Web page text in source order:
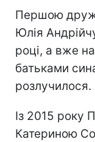
Першою
Юлія
році, а вже
батьками
розлучилося.
Із 2015 року
Катериною